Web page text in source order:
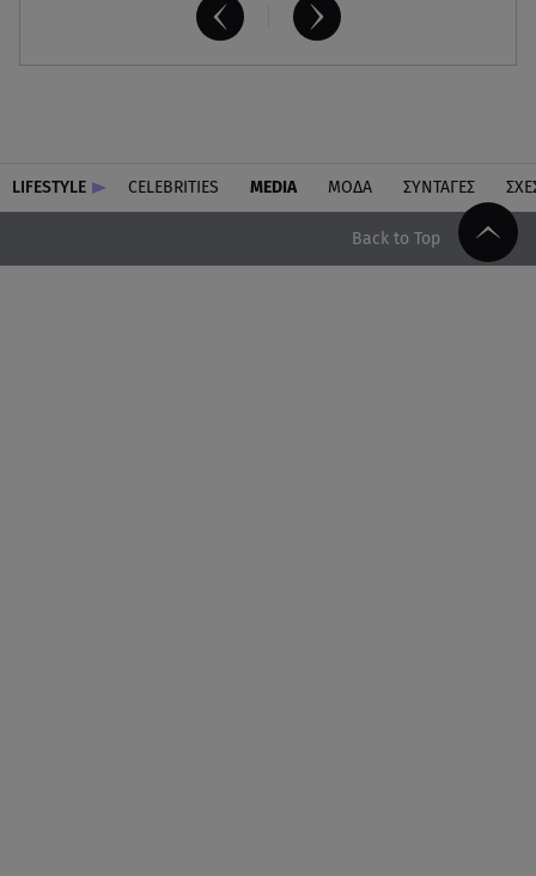
LIFESTYLE CELEBRITIES MEDIA ΜΟΔΑ ΣΥΝΤΑΓΕΣ
Back to Top